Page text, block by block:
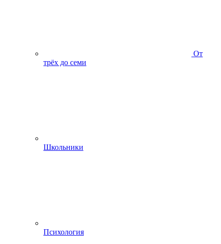
От
трёх до семи
Школьники
Психология